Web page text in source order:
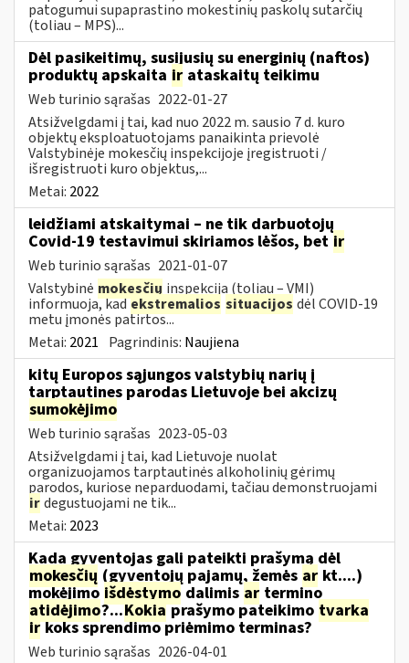
patogumui supaprastino mokestinių paskolų sutarčių
(toliau – MPS)...
Dėl pasikeitimų, susijusių su energinių (naftos)
produktų apskaita ir ataskaitų teikimu
Web turinio sąrašas 2022-01-27
Atsižvelgdami į tai, kad nuo 2022 m. sausio 7 d. kuro
objektų eksploatuotojams panaikinta prievolė
Valstybinėje mokesčių inspekcijoje įregistruoti /
išregistruoti kuro objektus,...
Metai: 2022
leidžiami atskaitymai – ne tik darbuotojų
Covid-19 testavimui skiriamos lėšos, bet ir
Web turinio sąrašas 2021-01-07
Valstybinė mokesčių inspekcija (toliau – VMI)
informuoja, kadekstremalios situacijos dėl COVID-19
metu įmonės patirtos...
Metai: 2021 Pagrindinis: Naujiena
kitų Europos sąjungos valstybių narių į
tarptautines parodas Lietuvoje bei akcizų
sumokėjimo
Web turinio sąrašas 2023-05-03
Atsižvelgdami į tai, kad Lietuvoje nuolat
organizuojamos tarptautinės alkoholinių gėrimų
parodos, kuriose neparduodami, tačiau demonstruojami
irdegustuojami ne tik...
Metai: 2023
Kada gyventojas gali pateikti prašymą dėl
mokesčių (gyventojų pajamų, žemės ar kt....)
mokėjimo išdėstymo dalimis ar termino
atidėjimo?...Kokiaprašymo pateikimo tvarka
irkoks sprendimo priėmimo terminas?
Web turinio sąrašas 2026-04-01